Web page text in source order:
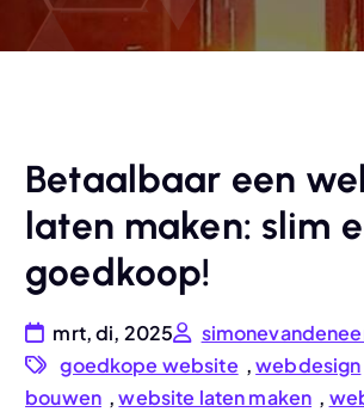
Betaalbaar een
laten maken: slim
goedkoop!
mrt, di, 2025
goedkope website ,webdesign
bouwen ,website laten maken ,